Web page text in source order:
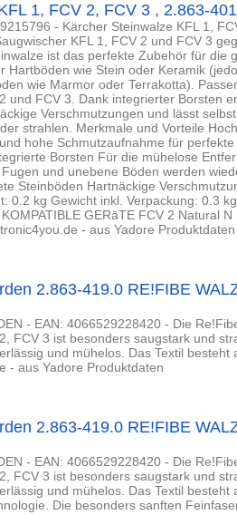
1, FCV 2, FCV 3 , 2.863-
- Kärcher Steinwalze KFL 1,
KFL 1, FCV 2 und FCV 3
ist das perfekte Zubehör für die
Hartböden wie Stein oder Keramik
wie Marmor oder Terrakotta).
und FCV 3. Dank integrierter Borsten
Verschmutzungen und lässt
strahlen. Merkmale und Vorteile
hohe Schmutzaufnahme für perfekte
Borsten Für die mühelose
und unebene Böden werden
Steinböden Hartnäckige
0.2 kg Gewicht inkl. Verpackung: 0.3
GERäTE FCV 2 Natural N
- aus Yadore Produktdaten
2.863-419.0 RE!FIBE
- EAN: 4066529228420 - Die
FCV 3 ist besonders saugstark und
und mühelos. Das Textil besteht
- aus Yadore Produktdaten
2.863-419.0 RE!FIBE
- EAN: 4066529228420 - Die
FCV 3 ist besonders saugstark und
und mühelos. Das Textil besteht
Die besonders sanften